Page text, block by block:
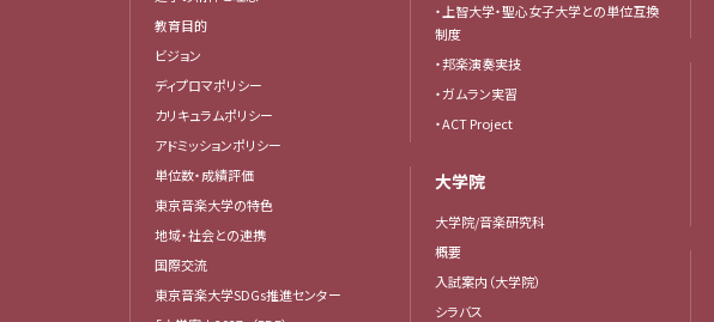
教育目的
ビジョン
ディプロマポリシー
カリキュラムポリシー
アドミッションポリシー
単位数・成績評価
東京音楽大学の特色
地域・社会との連携
国際交流
東京音楽大学SDGs推進センター
・上智大学・聖心女子大学との単位互換
制度
・邦楽演奏実技
・ガムラン実習
・ACT Project
大学院
大学院/音楽研究科
概要
入試案内（大学院）
シラバス